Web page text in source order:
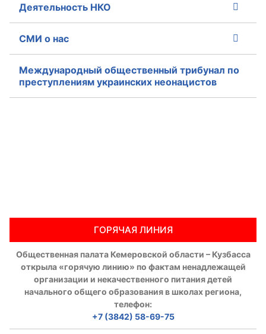
Члены ОП КО
Документы ОП КО
Регламент ОП КО
Кодекс этики ОП КО
Аппарат ОП КО
Доходы руководителя за 2024 г.
Деятельность НКО
СМИ о нас
Международный общественный трибунал по
преступлениям украинских неонацистов
ГОРЯЧАЯ ЛИНИЯ
Общественная палата Кемеровской области – Кузбасса
открыла «горячую линию» по фактам ненадлежащей
организации и некачественного питания детей
начального общего образования в школах региона,
телефон:
+7 (3842) 58-69-75